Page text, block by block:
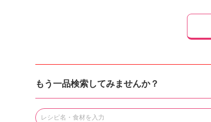
もう一品検索してみませんか？